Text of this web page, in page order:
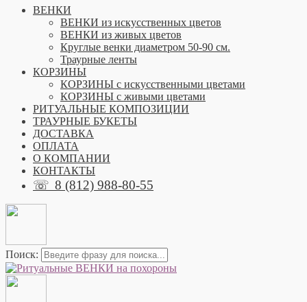
ВЕНКИ
ВЕНКИ из искусственных цветов
ВЕНКИ из живых цветов
Круглые венки диаметром 50-90 см.
Траурные ленты
КОРЗИНЫ
КОРЗИНЫ с искусственными цветами
КОРЗИНЫ с живыми цветами
РИТУАЛЬНЫЕ КОМПОЗИЦИИ
ТРАУРНЫЕ БУКЕТЫ
ДОСТАВКА
ОПЛАТА
О КОМПАНИИ
КОНТАКТЫ
☏ 8 (812) 988-80-55
Поиск: